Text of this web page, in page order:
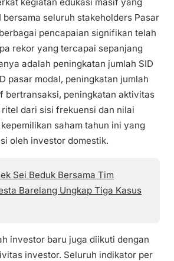
kegiatan edukasi masif yang
bersama seluruh stakeholders Pasar
pencapaian signifikan telah
rekor yang tercapai sepanjang
adalah peningkatan jumlah SID
pasar modal, peningkatan jumlah
bertransaksi, peningkatan aktivitas
dari sisi frekuensi dan nilai
saham tahun ini yang
oleh investor domestik.
Sei Beduk Bersama Tim
Barelang Ungkap Tiga Kasus
investor baru juga diikuti dengan
investor. Seluruh indikator per